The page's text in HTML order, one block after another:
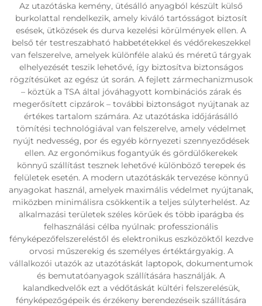
Az utazótáska kemény, ütésálló anyagból készült külső
burkolattal rendelkezik, amely kiváló tartósságot biztosít
esések, ütközések és durva kezelési körülmények ellen. A
belső tér testreszabható habbetétekkel és védőrekeszekkel
van felszerelve, amelyek különféle alakú és méretű tárgyak
elhelyezését teszik lehetővé, így biztosítva biztonságos
rögzítésüket az egész út során. A fejlett zármechanizmusok
– köztük a TSA által jóváhagyott kombinációs zárak és
megerősített cipzárok – további biztonságot nyújtanak az
értékes tartalom számára. Az utazótáska időjárásálló
tömítési technológiával van felszerelve, amely védelmet
nyújt nedvesség, por és egyéb környezeti szennyeződések
ellen. Az ergonómikus fogantyúk és gördülőkerekek
könnyű szállítást tesznek lehetővé különböző terepek és
felületek esetén. A modern utazótáskák tervezése könnyű
anyagokat használ, amelyek maximális védelmet nyújtanak,
miközben minimálisra csökkentik a teljes súlyterhelést. Az
alkalmazási területek széles körűek és több iparágba és
felhasználási célba nyúlnak: professzionális
fényképezőfelszereléstől és elektronikus eszközöktől kezdve
orvosi műszerekig és személyes értéktárgyakig. A
vállalkozói utazók az utazótáskát laptopok, dokumentumok
és bemutatóanyagok szállítására használják. A
kalandkedvelők ezt a védőtáskát kültéri felszerelésük,
fényképezőgépeik és érzékeny berendezéseik szállítására